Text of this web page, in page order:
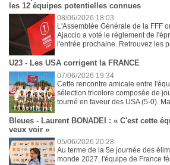
les 12 équipes potentielles connues
08/06/2026 18:03
L'Assemblée Générale de la FFF
Ajaccio a voté le règlement de
l'entrée prochaine. Retrouvez les
U23 - Les USA corrigent la FRANCE
07/06/2026 19:34
Cette rencontre amicale entre
sélection tricolore composée de
tourné en faveur des USA (5-0).
Bleues - Laurent BONADEI : « C'est cette
veux voir »
05/06/2026 20:28
Au terme de la 5e journée des
monde 2027, l'équipe de France